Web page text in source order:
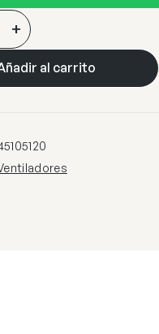
+
al carrito